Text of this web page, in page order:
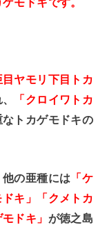
ヤモリ下目トカ
「クロイワトカ
トカゲモドキの
の亜種には 「ケ
キ」「クメトカ
ドキ」 が徳之島